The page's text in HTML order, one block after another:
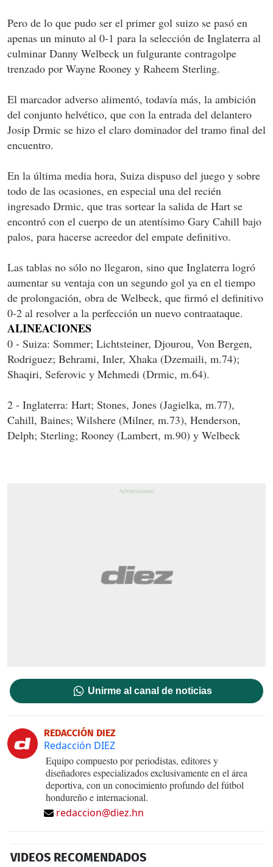
Pero de lo que pudo ser el primer gol suizo se pasó en
apenas un minuto al 0-1 para la selección de Inglaterra al
culminar Danny Welbeck un fulgurante contragolpe
trenzado por Wayne Rooney y Raheem Sterling.
El marcador adverso alimentó, todavía más, la ambición
del conjunto helvético, que con la entrada del delantero
Josip Drmic se hizo el claro dominador del tramo final del
encuentro.
En la última media hora, Suiza dispuso del juego y sobre
todo de las ocasiones, en especial una del recién
ingresado Drmic, que tras sortear la salida de Hart se
encontró con el cuerpo de un atentísimo Gary Cahill bajo
palos, para hacerse acreedor del empate definitivo.
Las tablas no sólo no llegaron, sino que Inglaterra logró
aumentar su ventaja con un segundo gol ya en el tiempo
de prolongación, obra de Welbeck, que firmó el definitivo
0-2 al resolver a la perfección un nuevo contraataque.
ALINEACIONES
0 - Suiza: Sommer; Lichtsteiner, Djourou, Von Bergen,
Rodriguez; Behrami, Inler, Xhaka (Dzemaili, m.74);
Shaqiri, Seferovic y Mehmedi (Drmic, m.64).
2 - Inglaterra: Hart; Stones, Jones (Jagielka, m.77),
Cahill, Baines; Wilshere (Milner, m.73), Henderson,
Delph; Sterling; Rooney (Lambert, m.90) y Welbeck
Unirme al canal de noticias
REDACCIÓN DIEZ
Redacción DIEZ
Equipo compuesto por periodistas, editores y
diseñadores especializados exclusivamente en el área
deportiva, con un conocimiento profundo del fútbol
hondureño e internacional.
redaccion@diez.hn
VIDEOS RECOMENDADOS